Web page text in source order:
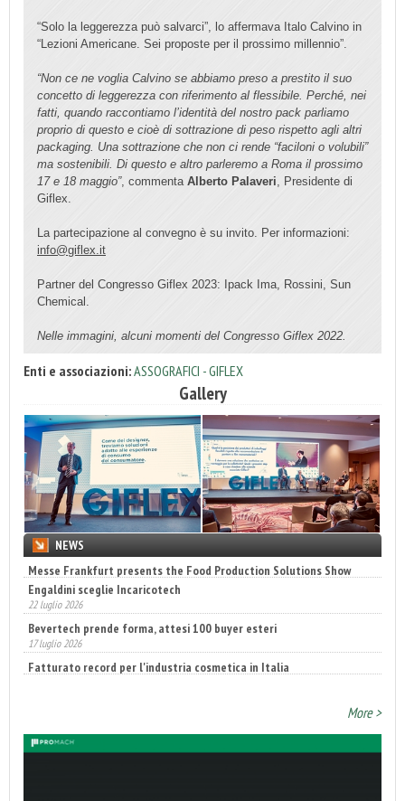
“Solo la leggerezza può salvarci”, lo affermava Italo Calvino in
“Lezioni Americane. Sei proposte per il prossimo millennio”.
“Non ce ne voglia Calvino se abbiamo preso a prestito il suo
concetto di leggerezza con riferimento al flessibile. Perché, nei
fatti, quando raccontiamo l’identità del nostro pack parliamo
proprio di questo e cioè di sottrazione di peso rispetto agli altri
packaging. Una sottrazione che non ci rende “faciloni o volubili”
ma sostenibili. Di questo e altro parleremo a Roma il prossimo
17 e 18 maggio”, commenta Alberto Palaveri , Presidente di
Giflex.
La partecipazione al convegno è su invito. Per informazioni:
info@giflex.it
Partner del Congresso Giflex 2023: Ipack Ima, Rossini, Sun
Chemical.
Nelle immagini, alcuni momenti del Congresso Giflex 2022.
Enti e associazioni:ASSOGRAFICI - GIFLEX
Gallery
NEWS
Engaldini sceglie Incaricotech
22 luglio 2026
Bevertech prende forma, attesi 100 buyer esteri
17 luglio 2026
Fatturato record per l'industria cosmetica in Italia
10 luglio 2026
More >